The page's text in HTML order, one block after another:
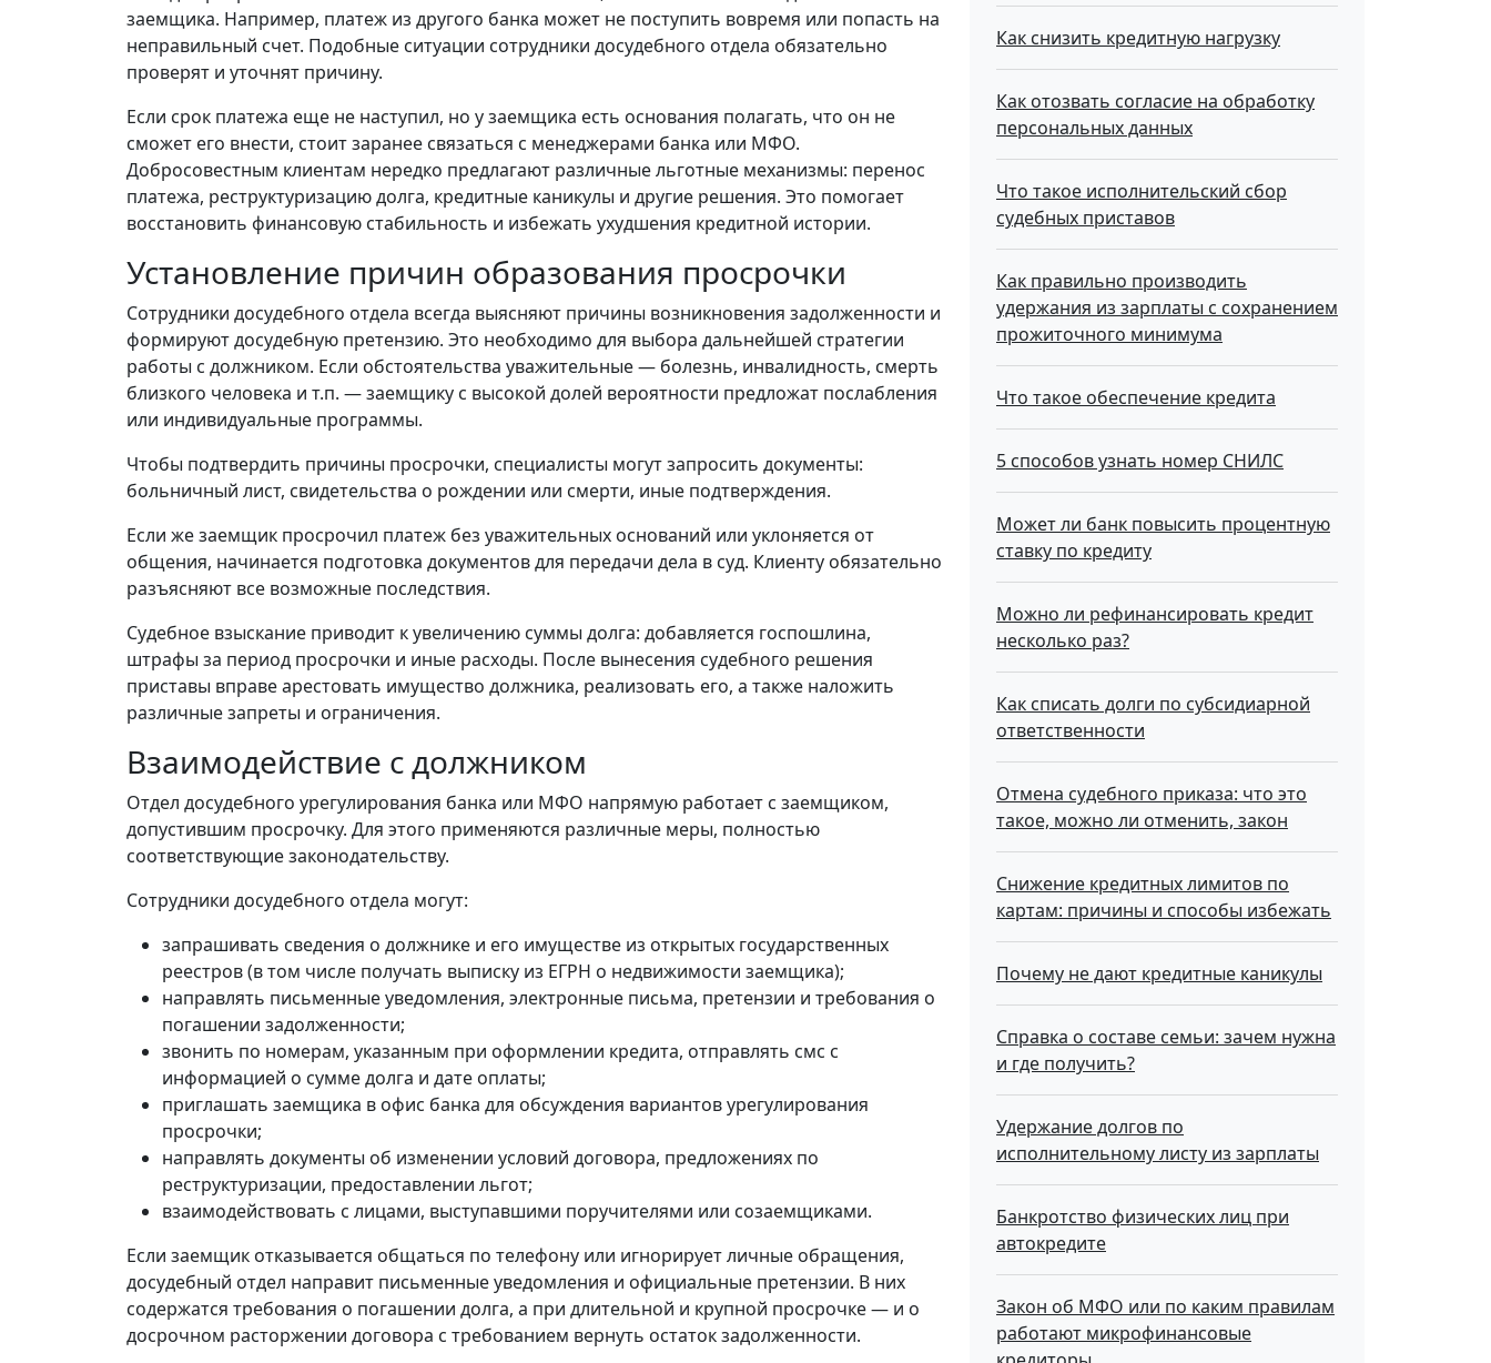
заемщика. Например, платеж из другого банка может не поступить вовремя или попасть на
неправильный счет. Подобные ситуации сотрудники досудебного отдела обязательно
проверят и уточнят причину.
Если срок платежа еще не наступил, но у заемщика есть основания полагать, что он не
сможет его внести, стоит заранее связаться с менеджерами банка или МФО.
Добросовестным клиентам нередко предлагают различные льготные механизмы: перенос
платежа, реструктуризацию долга, кредитные каникулы и другие решения. Это помогает
восстановить финансовую стабильность и избежать ухудшения кредитной истории.
Установление причин образования просрочки
Сотрудники досудебного отдела всегда выясняют причины возникновения задолженности и
формируют досудебную претензию. Это необходимо для выбора дальнейшей стратегии
работы с должником. Если обстоятельства уважительные — болезнь, инвалидность, смерть
близкого человека и т.п. — заемщику с высокой долей вероятности предложат послабления
или индивидуальные программы.
Чтобы подтвердить причины просрочки, специалисты могут запросить документы:
больничный лист, свидетельства о рождении или смерти, иные подтверждения.
Если же заемщик просрочил платеж без уважительных оснований или уклоняется от
общения, начинается подготовка документов для передачи дела в суд. Клиенту обязательно
разъясняют все возможные последствия.
Судебное взыскание приводит к увеличению суммы долга: добавляется госпошлина,
штрафы за период просрочки и иные расходы. После вынесения судебного решения
приставы вправе арестовать имущество должника, реализовать его, а также наложить
различные запреты и ограничения.
Взаимодействие с должником
Отдел досудебного урегулирования банка или МФО напрямую работает с заемщиком,
допустившим просрочку. Для этого применяются различные меры, полностью
соответствующие законодательству.
Сотрудники досудебного отдела могут:
запрашивать сведения о должнике и его имуществе из открытых государственных
реестров (в том числе получать выписку из ЕГРН о недвижимости заемщика);
направлять письменные уведомления, электронные письма, претензии и требования о
погашении задолженности;
звонить по номерам, указанным при оформлении кредита, отправлять смс с
информацией о сумме долга и дате оплаты;
приглашать заемщика в офис банка для обсуждения вариантов урегулирования
просрочки;
направлять документы об изменении условий договора, предложениях по
реструктуризации, предоставлении льгот;
взаимодействовать с лицами, выступавшими поручителями или созаемщиками.
Если заемщик отказывается общаться по телефону или игнорирует личные обращения,
досудебный отдел направит письменные уведомления и официальные претензии. В них
содержатся требования о погашении долга, а при длительной и крупной просрочке — и о
досрочном расторжении договора с требованием вернуть остаток задолженности.
Как снизить кредитную нагрузку
Как отозвать согласие на обработку
персональных данных
Что такое исполнительский сбор
судебных приставов
Как правильно производить
удержания из зарплаты с сохранением
прожиточного минимума
Что такое обecпeчeниe кpeдитa
5 способов узнать номер СНИЛС
Может ли банк повысить процентную
ставку по кредиту
Можно ли рефинансировать кредит
несколько раз?
Как списать долги по субсидиарной
ответственности
Отмена судебного приказа: что это
такое, можно ли отменить, закон
Снижение кредитных лимитов по
картам: причины и способы избежать
Почему не дают кредитные каникулы
Справка о составе семьи: зачем нужна
и где получить?
Удержание долгов по
исполнительному листу из зарплаты
Банкротство физических лиц при
автокредите
Закон об МФО или по каким правилам
работают микрофинансовые